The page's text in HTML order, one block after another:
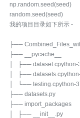
np.random.seed(seed)
random.seed(seed)
我的项目目录如下所示 -
├──
├── __pycache__
│ ├── dataset.cpython-
│ ├──
│ └── testing.cpython-
├── datasets.py
├── import_packages
│ ├── __init__.py